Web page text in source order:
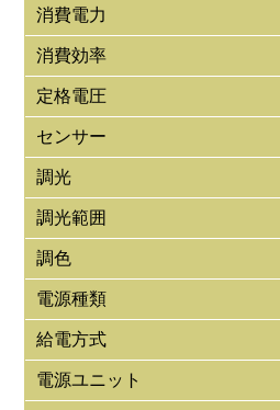
消費電力
消費効率
定格電圧
センサー
調光
調光範囲
調色
電源種類
給電方式
電源ユニット